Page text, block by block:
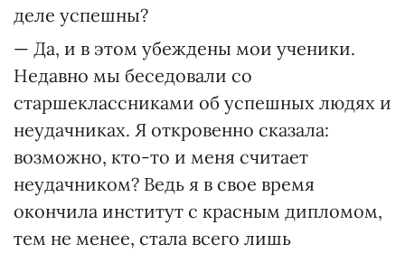
деле успешны?
— Да, и в этом убеждены мои ученики.
Недавно мы беседовали со
старшеклассниками об успешных людях и
неудачниках. Я откровенно сказала:
возможно, кто-то и меня считает
неудачником? Ведь я в свое время
окончила институт с красным дипломом,
тем не менее, стала всего лишь